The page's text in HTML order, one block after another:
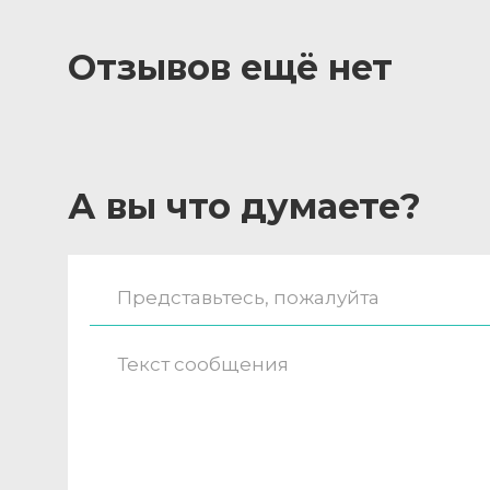
Отзывов ещё нет
А вы что думаете?